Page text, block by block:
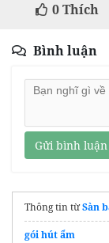
0Thích
Bình luận
Gửi bình luận
Thông tin từSàn
gói hút ẩm